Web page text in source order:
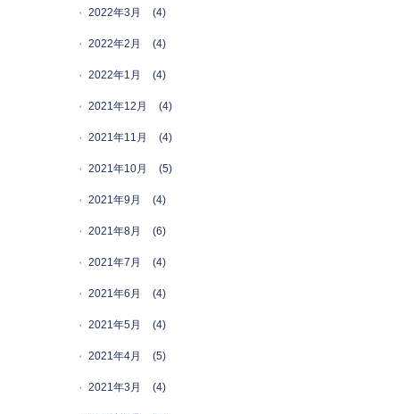
2022年3月 (4)
2022年2月 (4)
2022年1月 (4)
2021年12月 (4)
2021年11月 (4)
2021年10月 (5)
2021年9月 (4)
2021年8月 (6)
2021年7月 (4)
2021年6月 (4)
2021年5月 (4)
2021年4月 (5)
2021年3月 (4)